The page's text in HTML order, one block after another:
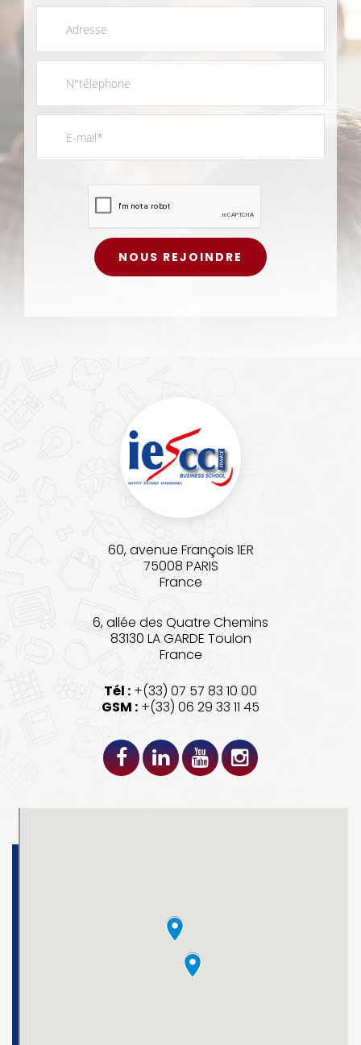
60, avenue François 1ER
75008 PARIS
France
6, allée des Quatre Chemins
83130 LA GARDE Toulon
France
Tél : +(33) 07 57 83 10 00
GSM : +(33) 06 29 33 11 45